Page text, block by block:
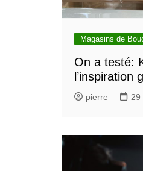
Magasins de
On a testé:
l’inspiration
pierre 29